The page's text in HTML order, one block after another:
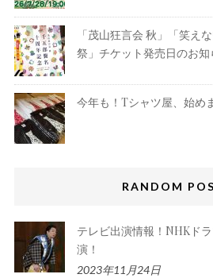
「茂山狂言会 秋」「笑え
祭」チケット発売日のお知
今年も！Tシャツ屋、始め
RANDOM
テレビ出演情報！NHKド
演！
2023年11月24日